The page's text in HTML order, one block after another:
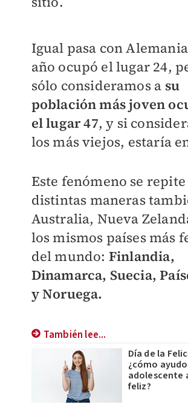
Igual pasa con
año ocupó el lugar 24,
sólo consideramos a su
población más joven
el lugar 47, y si
los más viejos, estaría
Este fenómeno se repite
distintas maneras
Australia, Nueva
los mismos países más
del mundo: Finlandia,
Dinamarca, Suecia,
y Noruega.
También lee...
Día de la
¿cómo
adolescente
feliz?